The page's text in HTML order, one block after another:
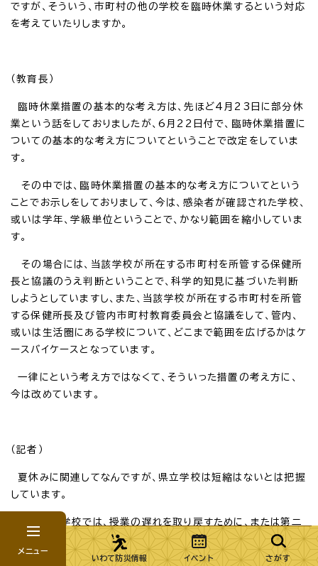
ですが、そういう、市町村の他の学校を臨時休業するという対応
を考えていたりしますか。
（教育長）
臨時休業措置の基本的な考え方は、先ほど4月23日に部分休
業という話をしておりましたが、6月22日付で、臨時休業措置に
ついての基本的な考え方についてということで改定をしていま
す。
その中では、臨時休業措置の基本的な考え方についてという
ことでお示しをしておりまして、今は、感染者が確認された学校、
或いは学年、学級単位ということで、かなり範囲を縮小していま
す。
その場合には、当該学校が所在する市町村を所管する保健所
長と協議のうえ判断ということで、科学的知見に基づいた判断
しようとしていますし、また、当該学校が所在する市町村を所管
する保健所長及び管内市町村教育委員会と協議をして、管内、
或いは生活圏にある学校について、どこまで範囲を広げるかはケ
ースバイケースとなっています。
一律にという考え方ではなくて、そういった措置の考え方に、
今は改めています。
（記者）
夏休みに関連してなんですが、県立学校は短縮はないとは把握
しています。
他の小中学校では、授業の遅れを取り戻すために、または第二
波に備えて行事予定を再検討して短縮という判断もあるかと思
います。
メニュー
いわて防災情報
イベント さがす